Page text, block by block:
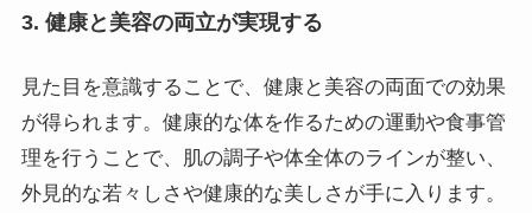
3. 健康と美容の両立が実現する
見た目を意識することで、健康と美容の両面での効果
が得られます。健康的な体を作るための運動や食事管
理を行うことで、肌の調子や体全体のラインが整い、
外見的な若々しさや健康的な美しさが手に入ります。